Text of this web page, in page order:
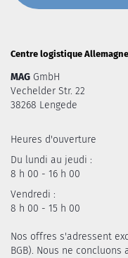
Centre logistique Allemagne
MAG GmbH
Vechelder Str. 22
38268 Lengede
Heures d'ouverture
Du lundi au jeudi :
8 h 00 - 16 h 00
Vendredi :
8 h 00 - 15 h 00
Nos offres s'adressent
BGB). Nous ne